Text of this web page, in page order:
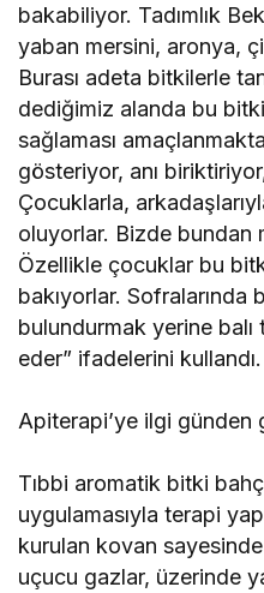
bakabiliyor. Tadımlık
yaban mersini, aronya,
Burası adeta bitkilerle
dediğimiz alanda bu
sağlaması
gösteriyor, anı
Çocuklarla,
oluyorlar. Bizde bundan
Özellikle çocuklar bu
bakıyorlar. Sofralarında
bulundurmak yerine
eder” ifadelerini kullandı.
Apiterapi’ye ilgi günden
Tıbbi aromatik bitki
uygulamasıyla terapi
kurulan kovan sayesinde
uçucu gazlar, üzerinde